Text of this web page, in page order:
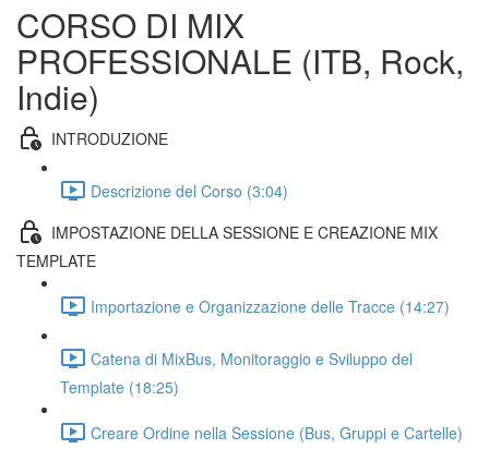
CORSO DI MIX
PROFESSIONALE (ITB, Rock,
Indie)
INTRODUZIONE
Descrizione del Corso (3:04)
IMPOSTAZIONE DELLA SESSIONE E CREAZIONE MIX
TEMPLATE
Importazione e Organizzazione delle Tracce (14:27)
Catena di MixBus, Monitoraggio e Sviluppo del
Template (18:25)
Creare Ordine nella Sessione (Bus, Gruppi e Cartelle)